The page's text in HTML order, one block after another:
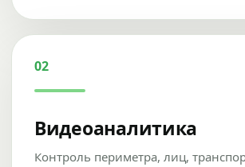
02
Видеоаналитика
Контроль периметра, лиц,